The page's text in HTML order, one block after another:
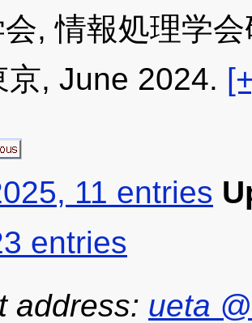
, 情報処理学
京, June 2024.
11 entries
entries
address: ueta